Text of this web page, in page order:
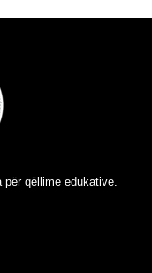
për qëllime edukative.